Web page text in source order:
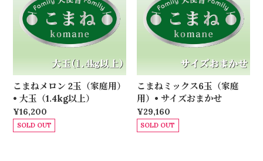
こまねメロン 2玉（家庭用）
• 大玉（1.4kg以上）
¥16,200
SOLD OUT
こまねミックス6玉（家庭
用）• サイズおまかせ
¥29,160
SOLD OUT